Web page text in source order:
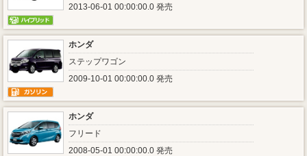
2013-06-01 00:00:00.0 発売
ホンダ
ステップワゴン
2009-10-01 00:00:00.0 発売
ホンダ
フリード
2008-05-01 00:00:00.0 発売